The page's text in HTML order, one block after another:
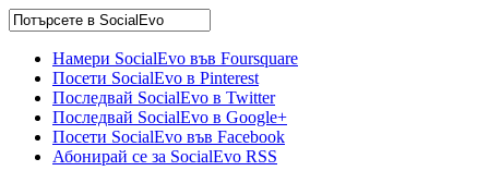
Намери SocialEvo във Foursquare
Посети SocialEvo в Pinterest
Последвай SocialEvo в Twitter
Последвай SocialEvo в Google+
Посети SocialEvo във Facebook
Абонирай се за SocialEvo RSS